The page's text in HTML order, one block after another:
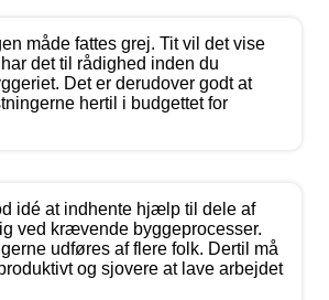
måde fattes grej. Tit vil det vise
det til rådighed inden du
Det er derudover godt at
hertil i budgettet for
idé at indhente hjælp til dele af
ved krævende byggeprocesser.
udføres af flere folk. Dertil må
og sjovere at lave arbejdet